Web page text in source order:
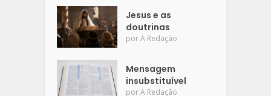
Jesus e as
doutrinas
porA Redação
Mensagem
insubstituível
porA Redação